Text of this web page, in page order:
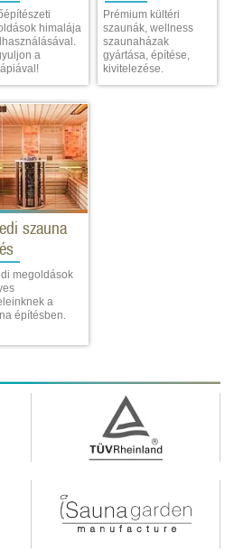
himalája
a
Prémium kültéri
szaunák, wellness
szaunaházak
gyártása, építése,
kivitelezése.
szauna
megoldások
a
építésben.